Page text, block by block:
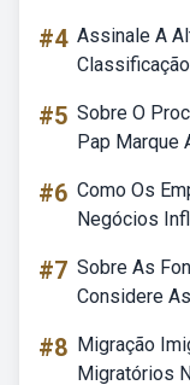
#4 Assinale A
#5 Sobre O
Pap Marque
#6 Como Os
Negócios
#7 Sobre As
Considere
#8 Migração
Migratórios